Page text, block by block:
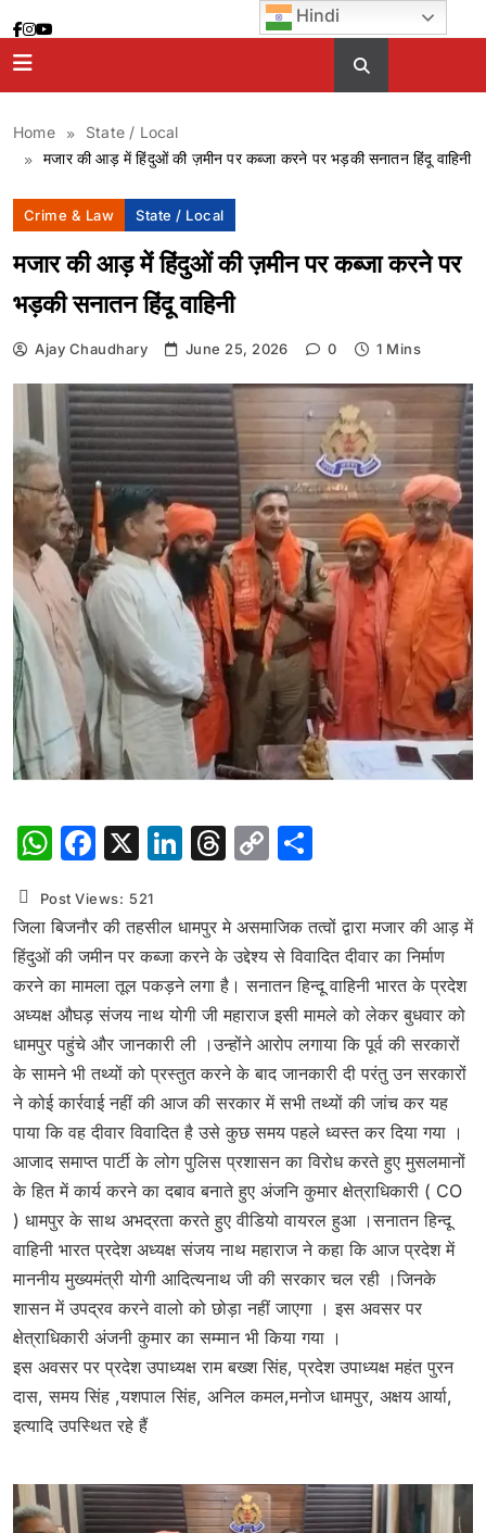
to
content
Home
State / Local
मजार की आड़ में हिंदुओं की ज़मीन पर कब्जा करने पर भड़की सनातन हिंदू वाहिनी
Crime & Law State / Local
मजार की आड़ में हिंदुओं की ज़मीन पर कब्जा करने पर
भड़की सनातन हिंदू वाहिनी
Ajay Chaudhary June 25, 2026 0 1 Mins
WhatsApp
Facebook
X LinkedIn
Threads
Copy
Post Views: 521
जिला बिजनौर की तहसील धामपुर मे असमाजिक तत्वों द्वारा मजार की आड़ में
हिंदुओं की जमीन पर कब्जा करने के उद्देश्य से विवादित दीवार का निर्माण
करने का मामला तूल पकड़ने लगा है। सनातन हिन्दू वाहिनी भारत के प्रदेश
अध्यक्ष औघड़ संजय नाथ योगी जी महाराज इसी मामले को लेकर बुधवार को
धामपुर पहुंचे और जानकारी ली ।उन्होंने आरोप लगाया कि पूर्व की सरकारों
के सामने भी तथ्यों को प्रस्तुत करने के बाद जानकारी दी परंतु उन सरकारों
ने कोई कार्रवाई नहीं की आज की सरकार में सभी तथ्यों की जांच कर यह
पाया कि वह दीवार विवादित है उसे कुछ समय पहले ध्वस्त कर दिया गया ।
आजाद समाप्त पार्टी के लोग पुलिस प्रशासन का विरोध करते हुए मुसलमानों
के हित में कार्य करने का दबाव बनाते हुए अंजनि कुमार क्षेत्राधिकारी ( CO
) धामपुर के साथ अभद्रता करते हुए वीडियो वायरल हुआ ।सनातन हिन्दू
वाहिनी भारत प्रदेश अध्यक्ष संजय नाथ महाराज ने कहा कि आज प्रदेश में
माननीय मुख्यमंत्री योगी आदित्यनाथ जी की सरकार चल रही ।जिनके
शासन में उपद्रव करने वालो को छोड़ा नहीं जाएगा । इस अवसर पर
क्षेत्राधिकारी अंजनी कुमार का सम्मान भी किया गया ।
इस अवसर पर प्रदेश उपाध्यक्ष राम बख्श सिंह, प्रदेश उपाध्यक्ष महंत पुरन
दास, समय सिंह ,यशपाल सिंह, अनिल कमल,मनोज धामपुर, अक्षय आर्या,
इत्यादि उपस्थित रहे हैं
Hindi